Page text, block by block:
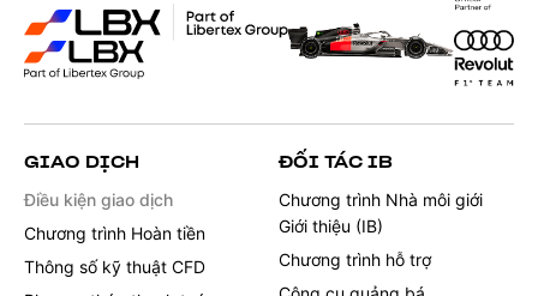
GIAO DỊCH
Điều kiện giao dịch
Chương trình Hoàn tiền
Thông số kỹ thuật CFD
ĐỐI TÁC IB
Chương trình Nhà môi giới
Giới thiệu (IB)
Chương trình hỗ trợ